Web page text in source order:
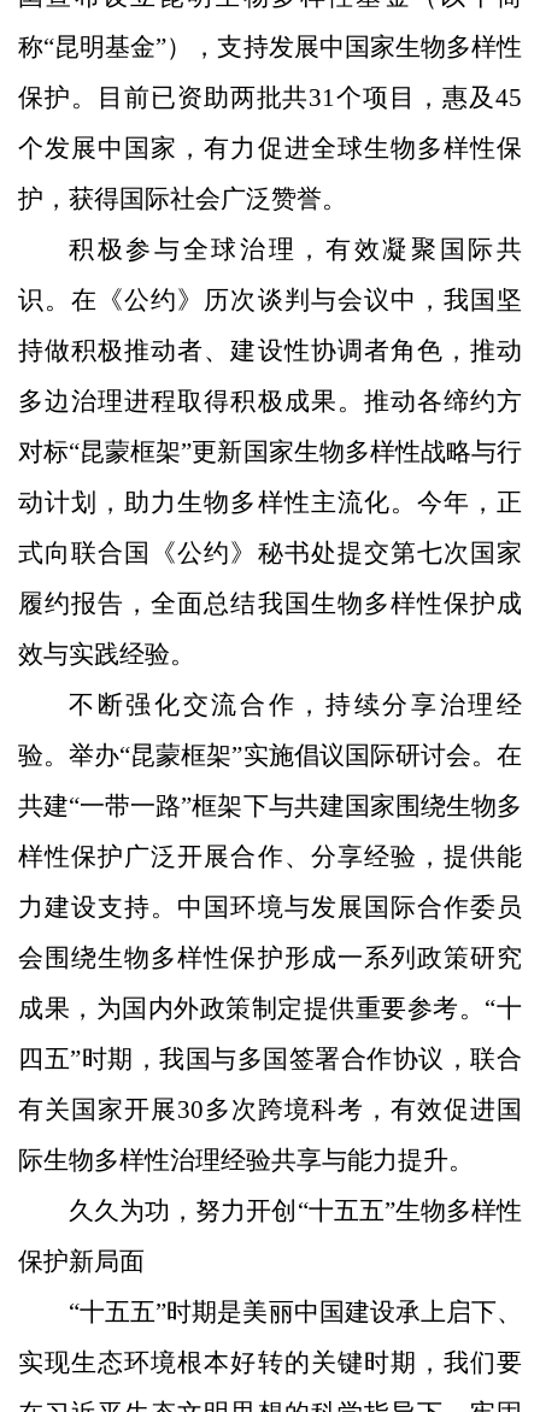
称“昆明基金”），支持发展中国家生物多样性
保护。目前已资助两批共31个项目，惠及45
个发展中国家，有力促进全球生物多样性保
护，获得国际社会广泛赞誉。
积极参与全球治理，有效凝聚国际共
识。在《公约》历次谈判与会议中，我国坚
持做积极推动者、建设性协调者角色，推动
多边治理进程取得积极成果。推动各缔约方
对标“昆蒙框架”更新国家生物多样性战略与行
动计划，助力生物多样性主流化。今年，正
式向联合国《公约》秘书处提交第七次国家
履约报告，全面总结我国生物多样性保护成
效与实践经验。
不断强化交流合作，持续分享治理经
验。举办“昆蒙框架”实施倡议国际研讨会。在
共建“一带一路”框架下与共建国家围绕生物多
样性保护广泛开展合作、分享经验，提供能
力建设支持。中国环境与发展国际合作委员
会围绕生物多样性保护形成一系列政策研究
成果，为国内外政策制定提供重要参考。“十
四五”时期，我国与多国签署合作协议，联合
有关国家开展30多次跨境科考，有效促进国
际生物多样性治理经验共享与能力提升。
久久为功，努力开创“十五五”生物多样性
保护新局面
“十五五”时期是美丽中国建设承上启下、
实现生态环境根本好转的关键时期，我们要